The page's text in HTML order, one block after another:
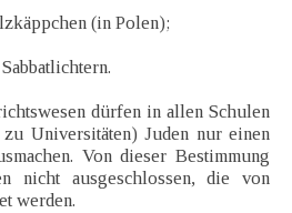
(in Polen);
dürfen in allen Schulen
Universitäten) Juden nur einen
Von dieser Bestimmung
nicht ausgeschlossen, die von
werden.